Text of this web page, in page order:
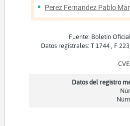
Perez Fernandez Pablo
Fuente: Boletín
Datos registrales: T 1744 , F
CVE:
Datos del registro